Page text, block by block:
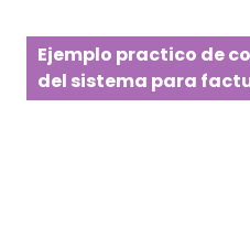
Ejemplo practico de
del sistema para